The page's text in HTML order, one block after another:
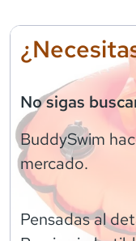
No sigas
BuddySwim
mercado.
Pensadas al